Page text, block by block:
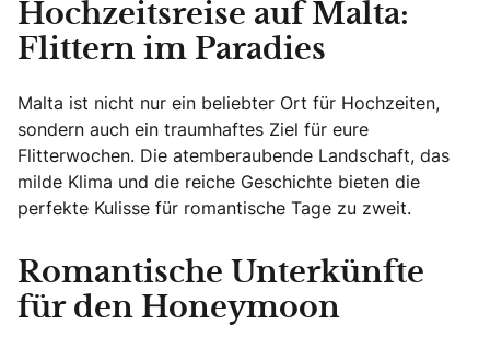
Hochzeitsreise auf Malta:
Flittern im Paradies
Malta ist nicht nur ein beliebter Ort für Hochzeiten,
sondern auch ein traumhaftes Ziel für eure
Flitterwochen. Die atemberaubende Landschaft, das
milde Klima und die reiche Geschichte bieten die
perfekte Kulisse für romantische Tage zu zweit.
Romantische Unterkünfte
für den Honeymoon